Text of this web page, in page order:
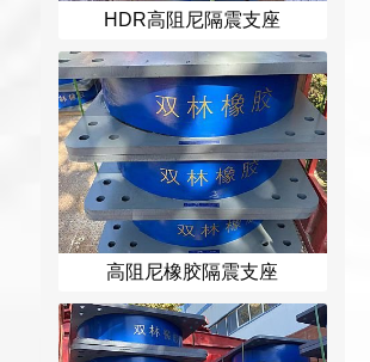
HDR高阻尼隔震支座
高阻尼橡胶隔震支座